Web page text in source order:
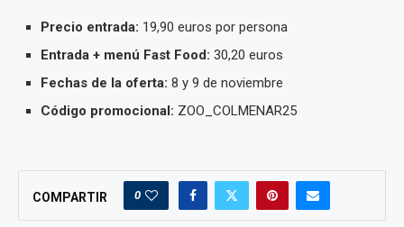
Precio entrada: 19,90 euros por persona
Entrada + menú Fast Food: 30,20 euros
Fechas de la oferta: 8 y 9 de noviembre
Código promocional: ZOO_COLMENAR25
COMPARTIR 0